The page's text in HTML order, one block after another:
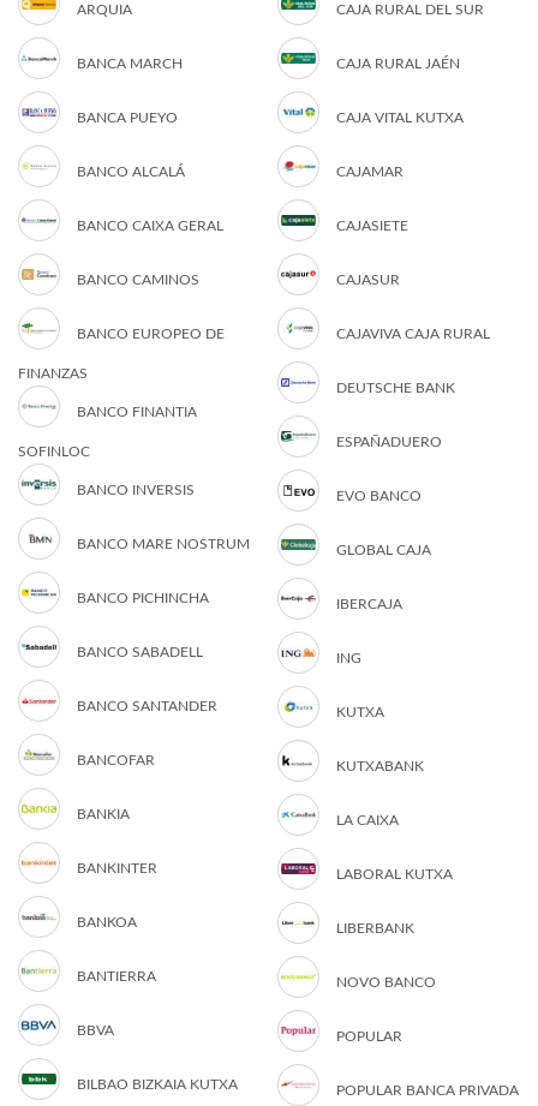
ARQUIA
BANCA MARCH
BANCA PUEYO
BANCO ALCALÁ
BANCO CAIXA GERAL
BANCO CAMINOS
BANCO EUROPEO DE
FINANZAS
BANCO FINANTIA
SOFINLOC
BANCO INVERSIS
BANCO MARE NOSTRUM
BANCO PICHINCHA
BANCO SABADELL
BANCO SANTANDER
BANCOFAR
BANKIA
BANKINTER
BANKOA
BANTIERRA
BBVA
BILBAO BIZKAIA KUTXA
CAJA RURAL DEL SUR
CAJA RURAL JAÉN
CAJA VITAL KUTXA
CAJAMAR
CAJASIETE
CAJASUR
CAJAVIVA CAJA RURAL
DEUTSCHE BANK
ESPAÑADUERO
EVO BANCO
GLOBAL CAJA
IBERCAJA
ING
KUTXA
KUTXABANK
LA CAIXA
LABORAL KUTXA
LIBERBANK
NOVO BANCO
POPULAR
POPULAR BANCA PRIVADA